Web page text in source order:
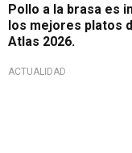
Pollo a la brasa es
los mejores platos
Atlas 2026.
ACTUALIDAD